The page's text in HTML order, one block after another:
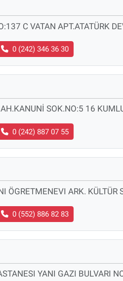
C VATAN APT.ATATÜRK
0 (242) 346 36 30
SOK.NO:5 16
0 (242) 887 07 55
ÖGRETMENEVI ARK. KÜLTÜR
0 (552) 886 82 83
YANI GAZI BULVARI